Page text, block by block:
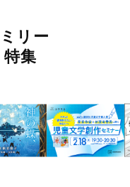
リー
集